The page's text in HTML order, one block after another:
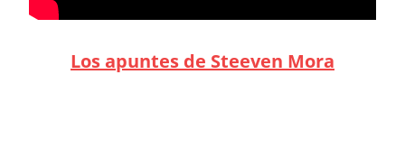
Los apuntes de Steeven Mora